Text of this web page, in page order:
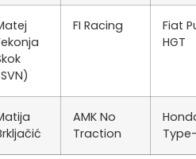
FI Racing
Fiat
HGT
AMK No
Traction